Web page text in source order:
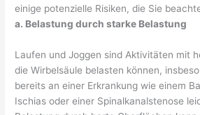
einige potenzielle Risiken, die Sie
a. Belastung durch starke Belastung
Laufen und Joggen sind Aktivitäten mit
die Wirbelsäule belasten können,
bereits an einer Erkrankung wie einem
Ischias oder einer Spinalkanalstenose